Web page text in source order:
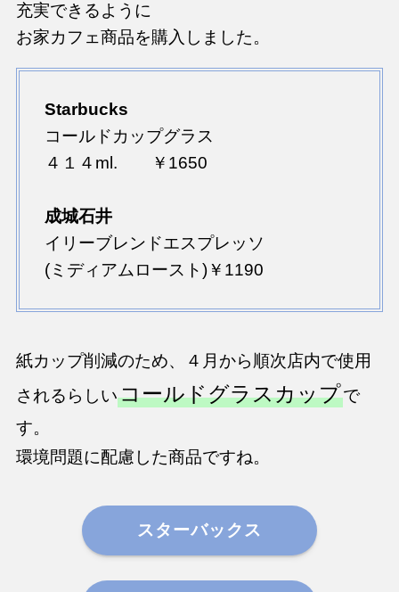
充実できるように
お家カフェ商品を購入しました。
Starbucks
コールドカップグラス
４１４ml. ￥1650
成城石井
イリーブレンドエスプレッソ
(ミディアムロースト)￥1190
紙カップ削減のため、４月から順次店内で使用
されるらしいコールドグラスカップで
す。
環境問題に配慮した商品ですね。
スターバックス